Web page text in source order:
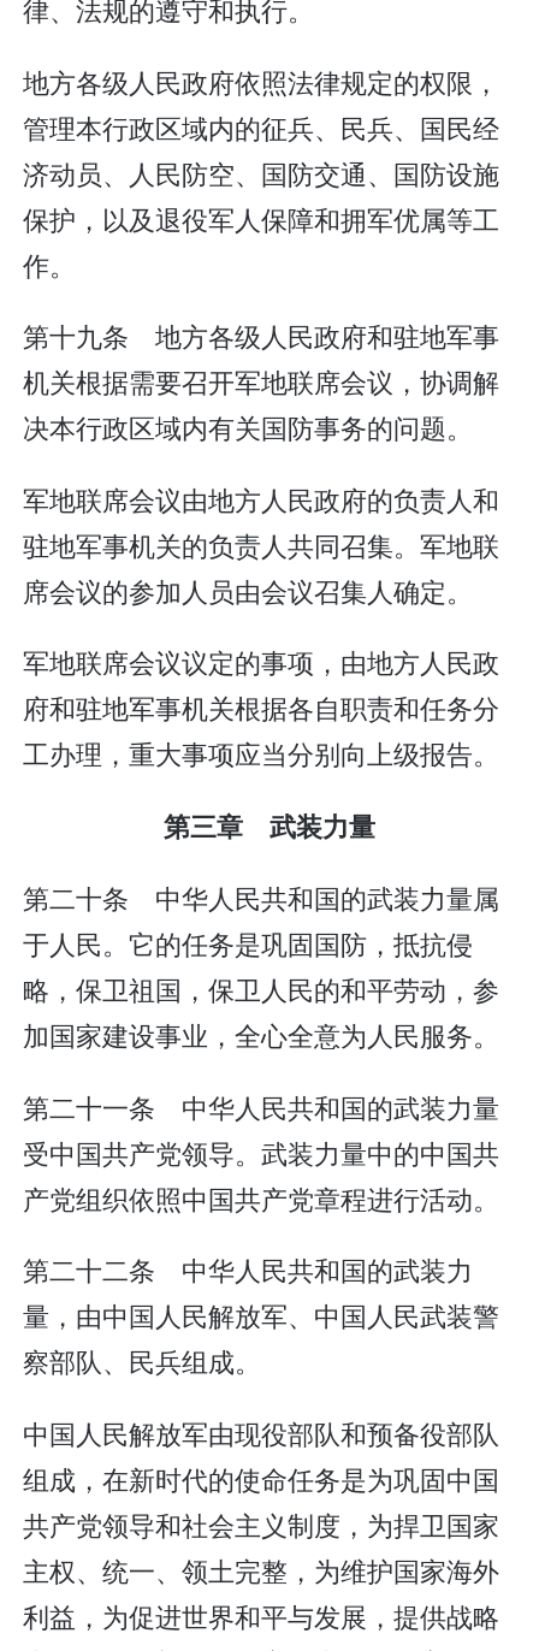
律、法规的遵守和执行。
地方各级人民政府依照法律规定的权限，
管理本行政区域内的征兵、民兵、国民经
济动员、人民防空、国防交通、国防设施
保护，以及退役军人保障和拥军优属等工
作。
第十九条 地方各级人民政府和驻地军事
机关根据需要召开军地联席会议，协调解
决本行政区域内有关国防事务的问题。
军地联席会议由地方人民政府的负责人和
驻地军事机关的负责人共同召集。军地联
席会议的参加人员由会议召集人确定。
军地联席会议议定的事项，由地方人民政
府和驻地军事机关根据各自职责和任务分
工办理，重大事项应当分别向上级报告。
第三章 武装力量
第二十条 中华人民共和国的武装力量属
于人民。它的任务是巩固国防，抵抗侵
略，保卫祖国，保卫人民的和平劳动，参
加国家建设事业，全心全意为人民服务。
第二十一条 中华人民共和国的武装力量
受中国共产党领导。武装力量中的中国共
产党组织依照中国共产党章程进行活动。
第二十二条 中华人民共和国的武装力
量，由中国人民解放军、中国人民武装警
察部队、民兵组成。
中国人民解放军由现役部队和预备役部队
组成，在新时代的使命任务是为巩固中国
共产党领导和社会主义制度，为捍卫国家
主权、统一、领土完整，为维护国家海外
利益，为促进世界和平与发展，提供战略